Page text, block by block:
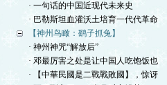
· 一句话的中国近现代未来史
· 巴勒斯坦血灌沃土培育一代代革命
【神州鸟瞰：鹞子抓兔】
· 神州神咒“解放后”
· 邓最厉害之处是让中国人吃饱饭也
· 【中華民國是二戰戰敗國】，惊讶